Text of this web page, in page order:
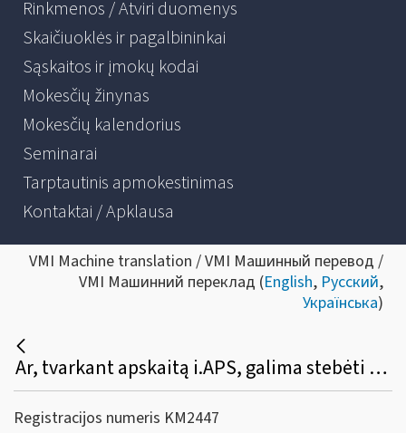
Rinkmenos / Atviri duomenys
Skaičiuoklės ir pagalbininkai
Sąskaitos ir įmokų kodai
Mokesčių žinynas
Mokesčių kalendorius
Seminarai
Tarptautinis apmokestinimas
Kontaktai / Apklausa
VMI Machine translation / VMI Машинный перевод /
VMI Машинний переклад (English, Русский,
Українська)
Ar, tvarkant apskaitą i.APS, galima stebėti savo turimų prekių likučius, metų gale atlikti prekių inventorizaciją?
Registracijos numeris KM2447